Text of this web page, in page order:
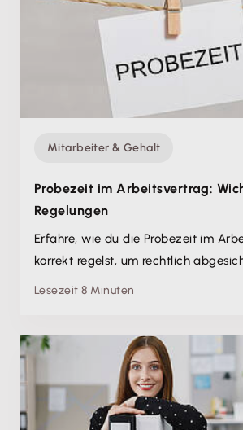
Mitarbeiter & Gehalt
Probezeit im Arbeitsvertrag:
Regelungen
Erfahre, wie du die Probezeit im
korrekt regelst, um rechtlich
Lesezeit 8 Minuten